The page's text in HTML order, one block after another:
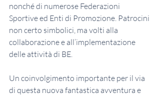
nonché di numerose Federazioni
Sportive ed Enti di Promozione. Patrocini
non certo simbolici, ma volti alla
collaborazione e all’implementazione
delle attività di BE.
Un coinvolgimento importante per il via
di questa nuova fantastica avventura e